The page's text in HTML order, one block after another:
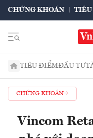
CHỨNG KHOÁN TIÊU
TIÊU ĐIỂMĐẦU TƯ
CHỨNG KHOÁN
Vincom